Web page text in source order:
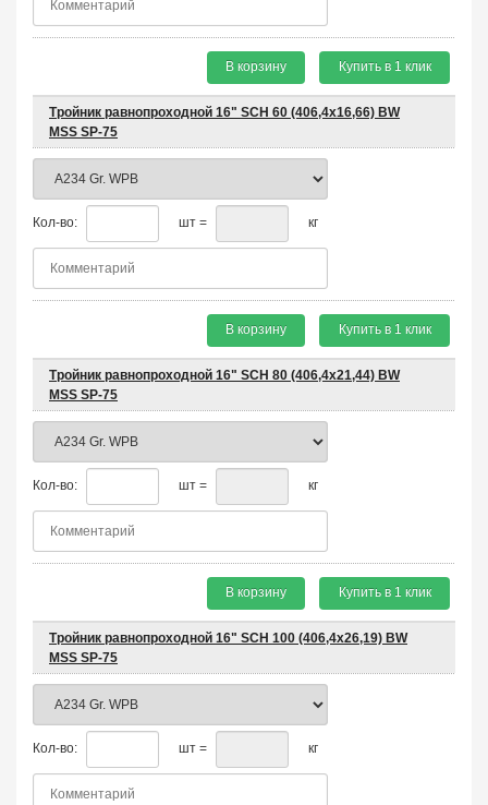
В корзину Купить в 1 клик
Тройник равнопроходной 16" SCH 60 (406,4х16,66) BW
MSS SP-75
Кол-во: шт = кг
В корзину Купить в 1 клик
Тройник равнопроходной 16" SCH 80 (406,4х21,44) BW
MSS SP-75
Кол-во: шт = кг
В корзину Купить в 1 клик
Тройник равнопроходной 16" SCH 100 (406,4х26,19) BW
MSS SP-75
Кол-во: шт = кг